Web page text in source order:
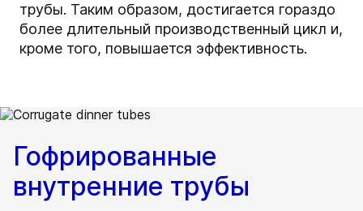
трубы. Таким образом, достигается гораздо
более длительный производственный цикл и,
кроме того, повышается эффективность.
Гофрированные
внутренние трубы